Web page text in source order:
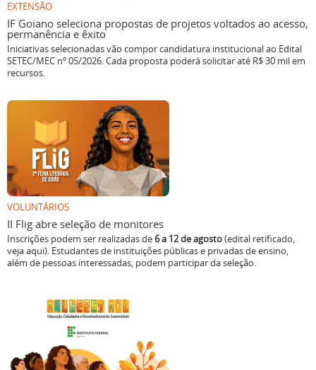
EXTENSÃO
IF Goiano seleciona propostas de projetos voltados ao acesso,
permanência e êxito
Iniciativas selecionadas vão compor candidatura institucional ao Edital
SETEC/MEC nº 05/2026. Cada proposta poderá solicitar até R$ 30 mil em
recursos.
VOLUNTÁRIOS
II Flig abre seleção de monitores
Inscrições podem ser realizadas de6 a 12 de agosto(edital retificado,
veja aqui). Estudantes de instituições públicas e privadas de ensino,
além de pessoas interessadas, podem participar da seleção.